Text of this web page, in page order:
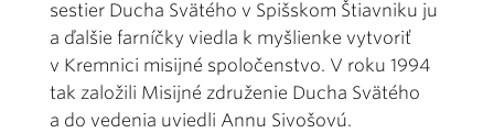
sestier Ducha Svätého v Spišskom Štiavniku ju
a ďalšie farníčky viedla k myšlienke vytvoriť
v Kremnici misijné spoločenstvo. V roku 1994
tak založili Misijné združenie Ducha Svätého
a do vedenia uviedli Annu Sivošovú.